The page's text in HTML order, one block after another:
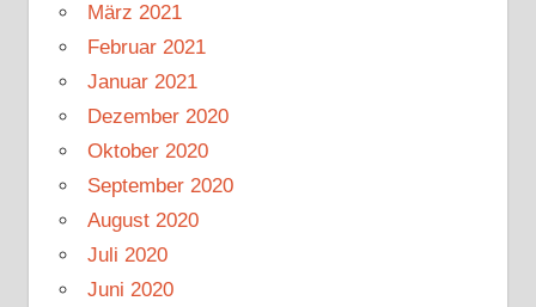
März 2021
Februar 2021
Januar 2021
Dezember 2020
Oktober 2020
September 2020
August 2020
Juli 2020
Juni 2020